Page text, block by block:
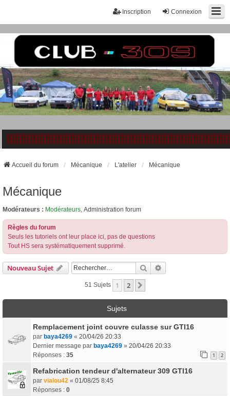
Connexion
Inscription
Accueil du forum Mécanique L'atelier Mécanique
Mécanique
Modérateurs : Modérateurs, Administration forum
Règles du forum
Seuls les tutoriels ont leur place ici, pas de questions
Tout HS sera systématiquement supprimé.
Nouveau Sujet Rechercher
51 Sujets 1 2
Sujets
Remplacement joint couvre culasse sur GTI16
par baya4269 « 20/04/26 20:33
Dernier message par baya4269 » 20/04/26 20:33
Réponses : 35 1 2
Refabrication tendeur d'alternateur 309 GTI16
par vialou42 « 01/08/25 8:45
Réponses : 0